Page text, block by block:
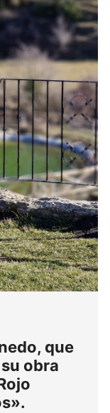
que
obra